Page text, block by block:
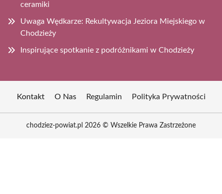
ceramiki
Uwaga Wędkarze: Rekultywacja Jeziora Miejskiego w
Chodzieży
Inspirujące spotkanie z podróżnikami w Chodzieży
Kontakt O Nas Regulamin Polityka Prywatności
chodziez-powiat.pl 2026 © Wszelkie Prawa Zastrzeżone